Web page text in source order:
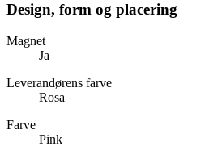
Design, form og placering
Magnet
Ja
Leverandørens farve
Rosa
Farve
Pink